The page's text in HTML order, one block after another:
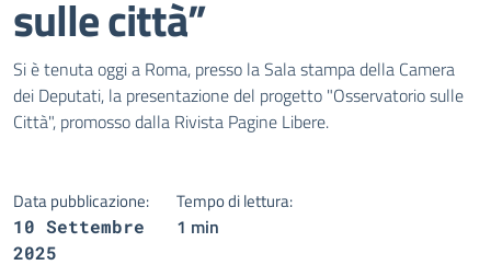
sulle città”
Dettagli della notizia
Si è tenuta oggi a Roma, presso la Sala stampa della Camera
dei Deputati, la presentazione del progetto "Osservatorio sulle
Città", promosso dalla Rivista Pagine Libere.
Data pubblicazione:
10 Settembre
2025
Tempo di lettura:
1 min